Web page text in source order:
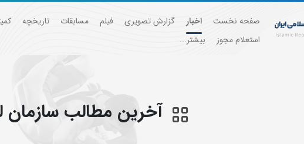
صفحه نخست اخبار گزارش تصویری فیلم مسابقات تاریخچه
استعلام مجوز
بیشتر...
آخرین مطالب سازمان